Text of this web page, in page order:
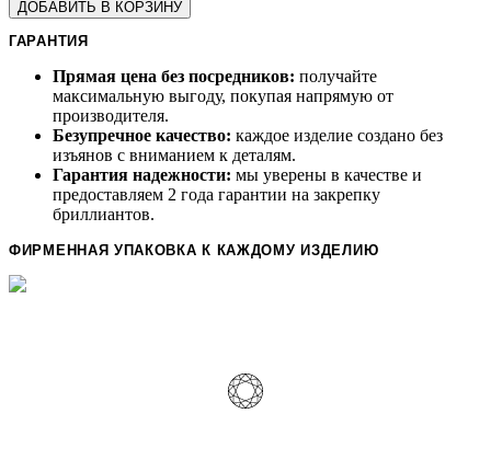
ДОБАВИТЬ В КОРЗИНУ
ГАРАНТИЯ
Прямая цена без посредников: получайте
максимальную выгоду, покупая напрямую от
производителя.
Безупречное качество: каждое изделие создано без
изъянов с вниманием к деталям.
Гарантия надежности: мы уверены в качестве и
предоставляем 2 года гарантии на закрепку
бриллиантов.
ФИРМЕННАЯ УПАКОВКА К КАЖДОМУ ИЗДЕЛИЮ